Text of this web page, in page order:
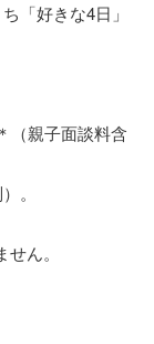
「好きな4日」
（親子面談料含
。
ん。